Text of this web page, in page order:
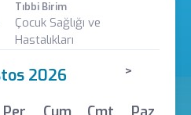
Tıbbi Birim
Çocuk Sağlığı ve
Hastalıkları
2026 >